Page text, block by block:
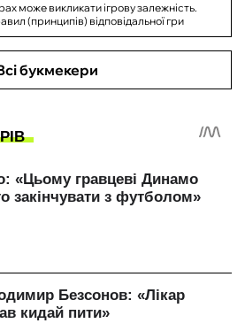
може викликати ігрову залежність.
(принципів) відповідальної гри
букмекери